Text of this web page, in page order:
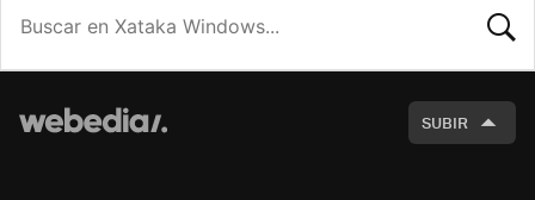
SUBIR